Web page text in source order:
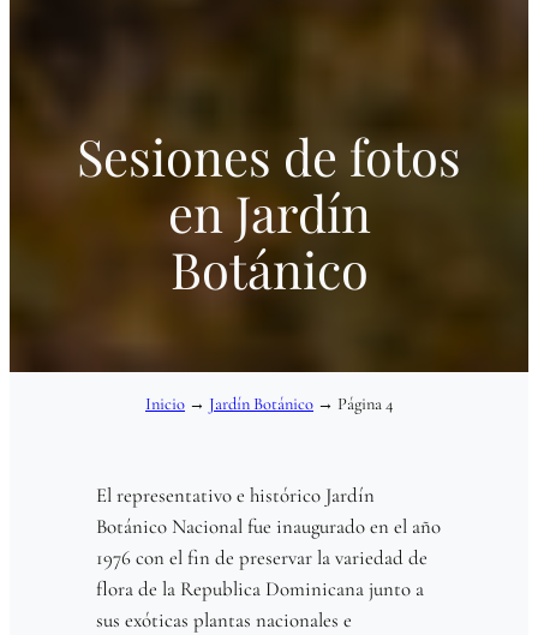
Sesiones de fotos
en Jardín
Botánico
Inicio → Jardín Botánico → Página 4
El representativo e histórico Jardín
Botánico Nacional fue inaugurado en el año
1976 con el fin de preservar la variedad de
flora de la Republica Dominicana junto a
sus exóticas plantas nacionales e